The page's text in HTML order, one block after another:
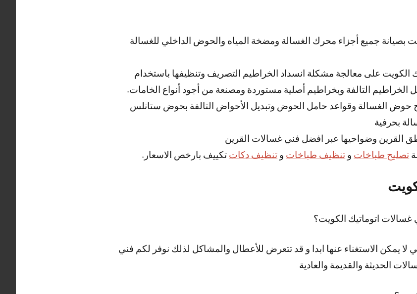
بصيانة جميع أجزاء محرك الغسالة ومضخة المياه والحوض الداخلي للغسالة
الكويت على معالجة مشكلة انسداد الخراطيم التصريف وتنظيفها باستخدام
الخراطيم التالفة وبخراطيم أصلية مستوردة ومصنعة من أجود أنواع الخامات.
حوض الغسالة وقواعد حامل الحوض وتبديل الأحواض التالفة بحوض ستانلس
بحرفية
القرين وضواحيها عبر افضل فني غسالات القرين
تصليح طباخات و تنظيف طباخات و تنظيف دكات تكييف بارخص الاسعار.
اتوماتيك الكويت؟
لا يمكن الاستغناء عنها ابدا و قد تتعرض للأعطال والمشاكل لذلك نوفر لكم فني
الحديثة والقديمة والعادية